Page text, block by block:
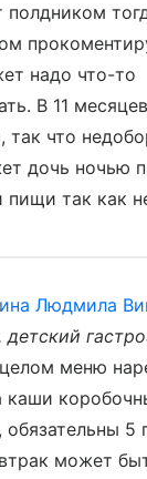
полдником
надо что-то
В 11
так что
дочь ночью
так как
Людмила
детский
меню
каши
5
может